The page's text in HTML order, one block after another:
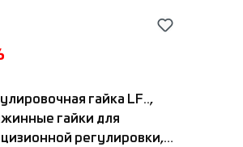
гайка LF..,
гайки для
регулировки,